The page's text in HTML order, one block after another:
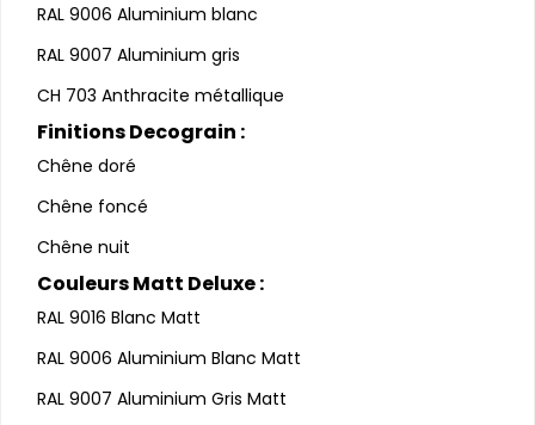
RAL 9006 Aluminium blanc
RAL 9007 Aluminium gris
CH 703 Anthracite métallique
Finitions Decograin :
Chêne doré
Chêne foncé
Chêne nuit
Couleurs Matt Deluxe :
RAL 9016 Blanc Matt
RAL 9006 Aluminium Blanc Matt
RAL 9007 Aluminium Gris Matt